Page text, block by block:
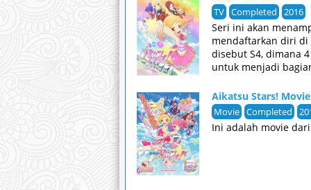
TV Completed 2016
Seri ini akan
mendaftarkan diri di
disebut S4, dimana
untuk menjadi
Aikatsu Stars! Movie
Movie Completed
Ini adalah movie